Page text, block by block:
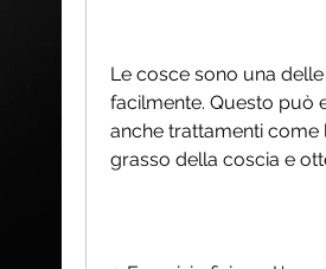
Le cosce sono una
facilmente. Questo può
anche trattamenti come
grasso della coscia e